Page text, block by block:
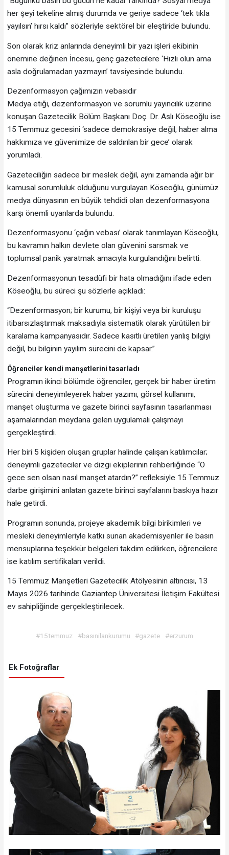
her şeyi tekeline almış durumda ve geriye sadece ‘tek tıkla
yayılsın’ hırsı kaldı” sözleriyle sektörel bir eleştiride bulundu.
Son olarak kriz anlarında deneyimli bir yazı işleri ekibinin
önemine değinen İncesu, genç gazetecilere ‘Hızlı olun ama
asla doğrulamadan yazmayın’ tavsiyesinde bulundu.
Dezenformasyon çağımızın vebasıdır
Medya etiği, dezenformasyon ve sorumlu yayıncılık üzerine
konuşan Gazetecilik Bölüm Başkanı Doç. Dr. Aslı Köseoğlu ise
15 Temmuz gecesini ‘sadece demokrasiye değil, haber alma
hakkımıza ve güvenimize de saldırılan bir gece’ olarak
yorumladı.
Gazeteciliğin sadece bir meslek değil, aynı zamanda ağır bir
kamusal sorumluluk olduğunu vurgulayan Köseoğlu, günümüz
medya dünyasının en büyük tehdidi olan dezenformasyona
karşı önemli uyarılarda bulundu.
Dezenformasyonu ‘çağın vebası’ olarak tanımlayan Köseoğlu,
bu kavramın halkın devlete olan güvenini sarsmak ve
toplumsal panik yaratmak amacıyla kurgulandığını belirtti.
Dezenformasyonun tesadüfi bir hata olmadığını ifade eden
Köseoğlu, bu süreci şu sözlerle açıkladı:
“Dezenformasyon; bir kurumu, bir kişiyi veya bir kuruluşu
itibarsızlaştırmak maksadıyla sistematik olarak yürütülen bir
karalama kampanyasıdır. Sadece kasıtlı üretilen yanlış bilgiyi
değil, bu bilginin yayılım sürecini de kapsar.”
Öğrenciler kendi manşetlerini tasarladı
Programın ikinci bölümde öğrenciler, gerçek bir haber üretim
sürecini deneyimleyerek haber yazımı, görsel kullanımı,
manşet oluşturma ve gazete birinci sayfasının tasarlanması
aşamalarından meydana gelen uygulamalı çalışmayı
gerçekleştirdi.
Her biri 5 kişiden oluşan gruplar halinde çalışan katılımcılar;
deneyimli gazeteciler ve dizgi ekiplerinin rehberliğinde “O
gece sen olsan nasıl manşet atardın?” refleksiyle 15 Temmuz
darbe girişimini anlatan gazete birinci sayfalarını baskıya hazır
hale getirdi.
Programın sonunda, projeye akademik bilgi birikimleri ve
mesleki deneyimleriyle katkı sunan akademisyenler ile basın
mensuplarına teşekkür belgeleri takdim edilirken, öğrencilere
ise katılım sertifikaları verildi.
15 Temmuz Manşetleri Gazetecilik Atölyesinin altıncısı, 13
Mayıs 2026 tarihinde Gaziantep Üniversitesi İletişim Fakültesi
ev sahipliğinde gerçekleştirilecek.
#15temmuz #basınilankurumu #gazete #erzurum
Ek Fotoğraflar